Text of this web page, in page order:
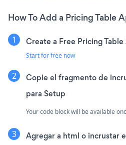
How To Add a Pricing Table
Create a Free Pricing
Start for free now
Copie el fragmento de
para Setup
Your code block will be available
Agregar a html o incrustar